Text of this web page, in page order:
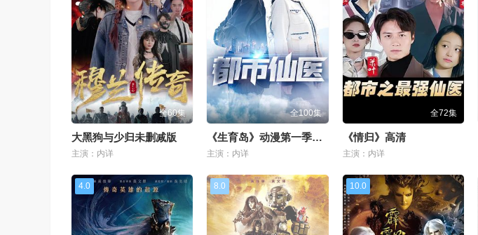
全60集
大黑狗与少归未删减版
主演：内详
全100集
《生育岛》动漫第一季百度在线观看
主演：内详
全72集
《情归》高清
主演：内详
4.0 8.0 10.0